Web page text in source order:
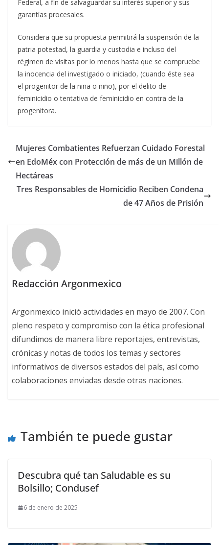
Federal, a fin de salvaguardar su interés superior y sus
garantías procesales.
Considera que su propuesta permitirá la suspensión de la
patria potestad, la guardia y custodia e incluso del
régimen de visitas por lo menos hasta que se compruebe
la inocencia del investigado o iniciado, (cuando éste sea
el progenitor de la niña o niño), por el delito de
feminicidio o tentativa de feminicidio en contra de la
progenitora.
Mujeres Combatientes Refuerzan Cuidado Forestal
en EdoMéx con Protección de más de un Millón de
Hectáreas
Tres Responsables de Homicidio Reciben Condena
de 47 Años de Prisión
Redacción Argonmexico
Argonmexico inició actividades en mayo de 2007. Con
pleno respeto y compromiso con la ética profesional
difundimos de manera libre reportajes, entrevistas,
crónicas y notas de todos los temas y sectores
informativos de diversos estados del país, así como
colaboraciones enviadas desde otras naciones.
También te puede gustar
Descubra qué tan Saludable es su
Bolsillo; Condusef
6 de enero de 2025